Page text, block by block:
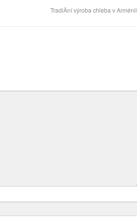
TradiÄní výroba chleba v Arménii